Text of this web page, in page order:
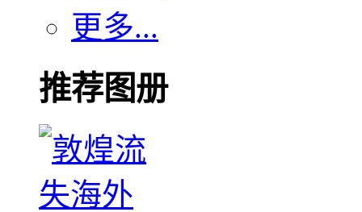
更多...
推荐图册